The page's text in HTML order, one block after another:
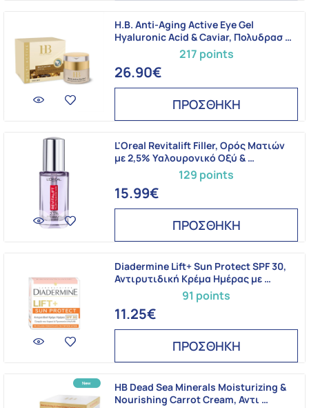
217 points
H.B. Anti-Aging Active Eye Gel
Hyaluronic Acid & Caviar, Πολυδρασ …
26.90€
ΠΡΟΣΘΗΚΗ
129 points
L'Oreal Revitalift Filler, Ορός Ματιών
με 2,5% Υαλουρονικό Οξύ & …
15.99€
ΠΡΟΣΘΗΚΗ
91 points
Diadermine Lift+ Sun Protect SPF 30,
Αντιρυτιδική Κρέμα Ημέρας με …
11.25€
ΠΡΟΣΘΗΚΗ
HB Dead Sea Minerals Moisturizing &
Nourishing Carrot Cream, Αντι …